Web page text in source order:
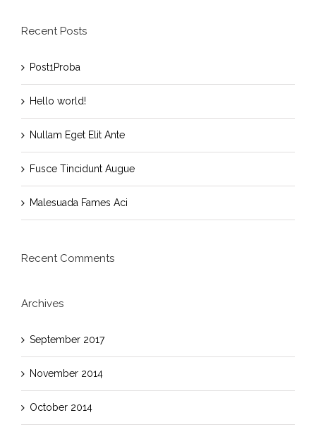
Recent Posts
Post1Proba
Hello world!
Nullam Eget Elit Ante
Fusce Tincidunt Augue
Malesuada Fames Aci
Recent Comments
Archives
September 2017
November 2014
October 2014